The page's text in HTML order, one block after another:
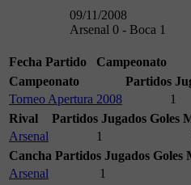
09/11/2008
Arsenal 0 - Boca 1
Fecha Partido
Campeonato
Campeonato
Partidos
Torneo Apertura 2008
1
Rival
Partidos Jugados Goles
Arsenal
1
Cancha Partidos Jugados Goles
Arsenal
1